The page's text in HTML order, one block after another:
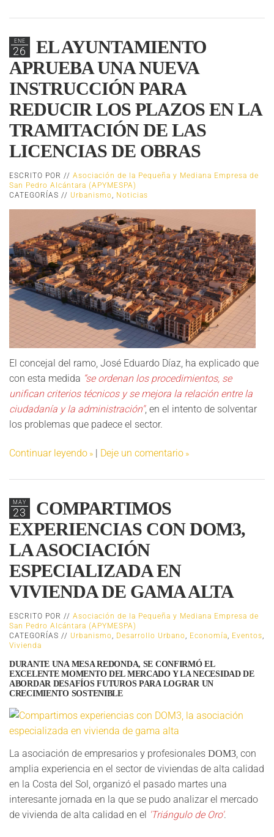
ENE
26
EL AYUNTAMIENTO
APRUEBA UNA NUEVA
INSTRUCCIÓN PARA
REDUCIR LOS PLAZOS EN LA
TRAMITACIÓN DE LAS
LICENCIAS DE OBRAS
ESCRITO POR // Asociación de la Pequeña y Mediana Empresa de
San Pedro Alcántara (APYMESPA)
CATEGORÍAS // Urbanismo, Noticias
El concejal del ramo, José Eduardo Díaz, ha explicado que
con esta medida “se ordenan los procedimientos, se
unifican criterios técnicos y se mejora la relación entre la
ciudadanía y la administración", en el intento de solventar
los problemas que padece el sector.
Continuar leyendo | Deje un comentario
MAY
23
COMPARTIMOS
EXPERIENCIAS CON DOM3,
LA ASOCIACIÓN
ESPECIALIZADA EN
VIVIENDA DE GAMA ALTA
ESCRITO POR // Asociación de la Pequeña y Mediana Empresa de
San Pedro Alcántara (APYMESPA)
CATEGORÍAS // Urbanismo Desarrollo Urbano Economía Eventos
Vivienda
DURANTE UNA MESA REDONDA, SE CONFIRMÓ EL
EXCELENTE MOMENTO DEL MERCADO Y LA NECESIDAD DE
ABORDAR DESAFÍOS FUTUROS PARA LOGRAR UN
CRECIMIENTO SOSTENIBLE
La asociación de empresarios y profesionales DOM3 , con
amplia experiencia en el sector de viviendas de alta calidad
en la Costa del Sol, organizó el pasado martes una
interesante jornada en la que se pudo analizar el mercado
de vivienda de alta calidad en el 'Triángulo de Oro'.